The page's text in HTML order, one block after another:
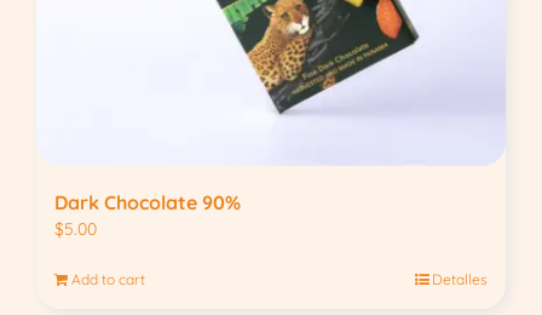
Dark Chocolate 90%
$5.00
Add to cart Detalles